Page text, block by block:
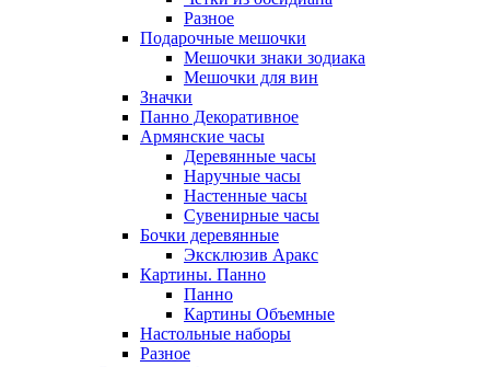
Разное
Подарочные мешочки
Мешочки знаки зодиака
Мешочки для вин
Значки
Панно Декоративное
Армянские часы
Деревянные часы
Наручные часы
Настенные часы
Сувенирные часы
Бочки деревянные
Эксклюзив Аракс
Картины. Панно
Панно
Картины Объемные
Настольные наборы
Разное